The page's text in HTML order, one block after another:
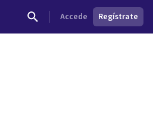
Accede Regístrate